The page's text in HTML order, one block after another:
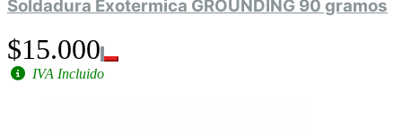
Soldadura Exotermica GROUNDING 90 gramos
$15.000
IVA Incluido